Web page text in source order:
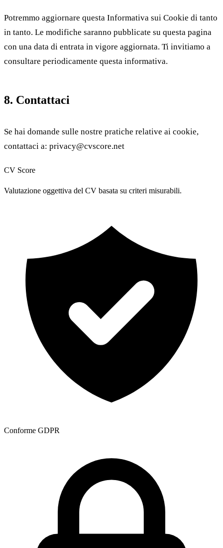
Potremmo aggiornare questa Informativa sui Cookie di tanto
in tanto. Le modifiche saranno pubblicate su questa pagina
con una data di entrata in vigore aggiornata. Ti invitiamo a
consultare periodicamente questa informativa.
8. Contattaci
Se hai domande sulle nostre pratiche relative ai cookie,
contattaci a: privacy@cvscore.net
CV Score
Valutazione oggettiva del CV basata su criteri misurabili.
Conforme GDPR